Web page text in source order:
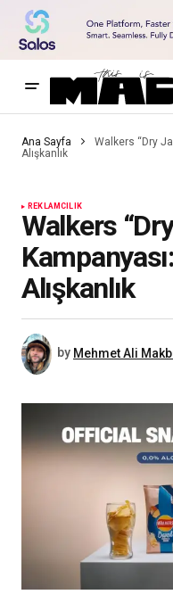
Ana Sayfa
Walkers “Dry
Alışkanlık
REKLAMCILIK
Walkers
Alışkanlık
by Mehmet Ali